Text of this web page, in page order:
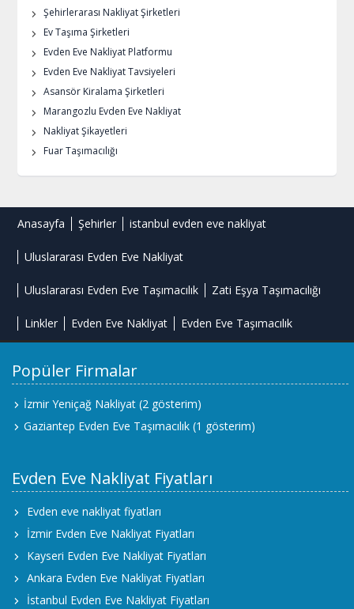
Şehirlerarası Nakliyat Şirketleri
Ev Taşıma Şirketleri
Evden Eve Nakliyat Platformu
Evden Eve Nakliyat Tavsiyeleri
Asansör Kiralama Şirketleri
Marangozlu Evden Eve Nakliyat
Nakliyat Şikayetleri
Fuar Taşımacılığı
Anasayfa Şehirler istanbul evden eve nakliyat
Uluslararası Evden Eve Nakliyat
Uluslararası Evden Eve Taşımacılık Zati Eşya Taşımacılığı
Linkler Evden Eve Nakliyat Evden Eve Taşımacılık
Popüler Firmalar
İzmir Yeniçağ Nakliyat (2 gösterim)
Gaziantep Evden Eve Taşımacılık (1 gösterim)
Evden Eve Nakliyat Fiyatları
Evden eve nakliyat fiyatları
İzmir Evden Eve Nakliyat Fiyatları
Kayseri Evden Eve Nakliyat Fiyatları
Ankara Evden Eve Nakliyat Fiyatları
İstanbul Evden Eve Nakliyat Fiyatları